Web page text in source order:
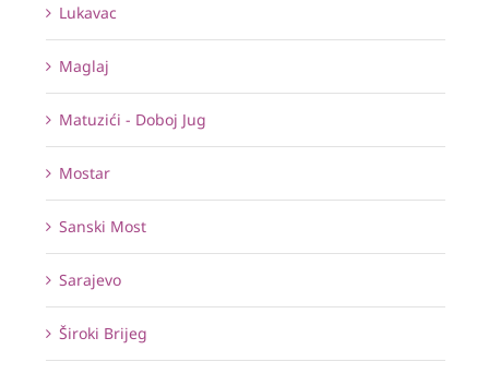
Lukavac
Maglaj
Matuzići - Doboj Jug
Mostar
Sanski Most
Sarajevo
Široki Brijeg